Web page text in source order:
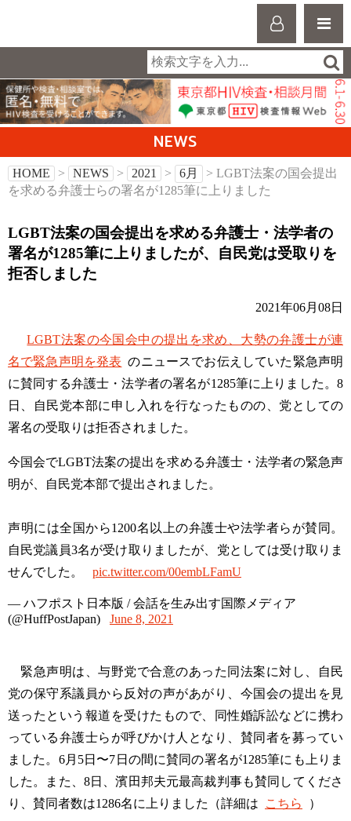
NEWS
HOME > NEWS > 2021 > 6月
> LGBT法案の国会提出
を求める弁護士らの署名が1285筆に上りました
LGBT法案の国会提出を求める弁護士・法学者の
署名が1285筆に上りましたが、自民党は受取りを
拒否しました
2021年06月08日
LGBT法案の今国会中の提出を求め、大勢の弁護士が連
名で緊急声明を発表 のニュースでお伝えしていた緊急声明
に賛同する弁護士・法学者の署名が1285筆に上りました。8
日、自民党本部に申し入れを行なったものの、党としての
署名の受取りは拒否されました。
今国会でLGBT法案の提出を求める弁護士・法学者の緊急声
明が、自民党本部で提出されました。
声明には全国から1200名以上の弁護士や法学者らが賛同。
自民党議員3名が受け取りましたが、党としては受け取りま
せんでした。
pic.twitter.com/00embLFamU
— ハフポスト日本版 / 会話を生み出す国際メディア
(@HuffPostJapan)
June 8, 2021
緊急声明は、与野党で合意のあった同法案に対し、自民
党の保守系議員から反対の声があがり、今国会の提出を見
送ったという報道を受けたもので、同性婚訴訟などに携わ
っている弁護士らが呼びかけ人となり、賛同者を募ってい
ました。6月5日〜7日の間に賛同の署名が1285筆にも上りま
した。また、8日、濱田邦夫元最高裁判事も賛同してくださ
り、賛同者数は1286名に上りました（詳細は
こちら ）